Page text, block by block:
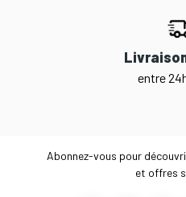
entre
Abonnez-vous pour
et offres